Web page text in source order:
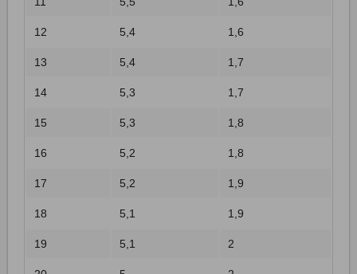
12 5,4 1,6
13 5,4 1,7
14 5,3 1,7
15 5,3 1,8
16 5,2 1,8
17 5,2 1,9
18 5,1 1,9
19 5,1 2